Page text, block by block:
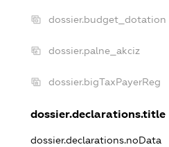
dossier.budget_dotation
dossier.palne_akciz
dossier.bigTaxPayerReg
dossier.declarations.title
dossier.declarations.noData